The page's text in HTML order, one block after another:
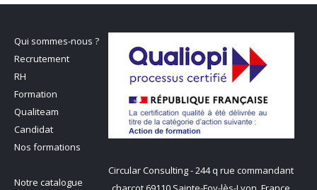
Qui sommes-nous ?
Recrutement
RH
Formation
Qualiteam
Candidat
Nos formations
Notre catalogue
Circular Consulting - 244 q rue commandant